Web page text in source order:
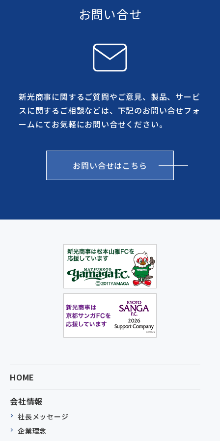
お問い合せ
新光商事に関するご質問やご意見、製品、サービ
スに関するご相談などは、下記のお問い合せフォ
ームにてお気軽にお問い合せください。
お問い合せはこちら
HOME
会社情報
社長メッセージ
企業理念